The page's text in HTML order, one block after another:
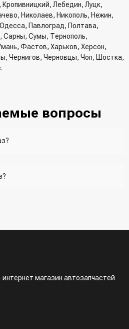
Кропивницкий, Лебедин, Луцк,
Николаев, Никополь, Нежин,
Павлоград, Полтава,
Сарны, Сумы, Тернополь,
Фастов, Харьков, Херсон,
Чернигов, Черновцы, Чоп, Шостка,
вопросы
информацию о
и уточнения данных.
заказ по телефонном режиме
через доступные
через корзину
магазин автозапчастей